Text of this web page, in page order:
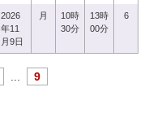
2026
年11
月9日
月
10時
30分
13時
00分
6
9